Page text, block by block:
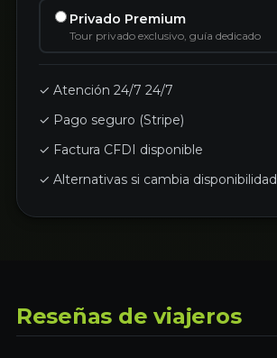
Privado Premium
Tour privado exclusivo, guía dedicado
✓ Atención 24/7 24/7
✓ Pago seguro (Stripe)
✓ Factura CFDI disponible
✓ Alternativas si cambia disponibilidad
Reseñas de viajeros